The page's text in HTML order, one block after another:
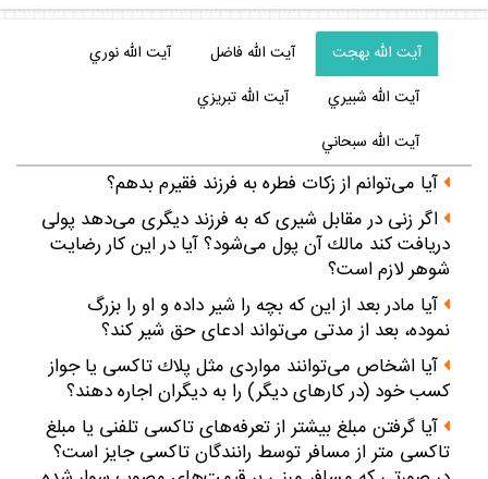
آيت الله بهجت آيت الله فاضل
آيت الله نوري
آيت الله شبيري
آيت الله تبريزي
آيت الله سبحاني
آيا مى‌توانم از زكات فطره به فرزند فقيرم بدهم؟
اگر زنى در مقابل شيرى كه به فرزند ديگرى مى‌دهد پولى
دريافت كند مالك آن پول مى‌شود؟ آيا در اين كار رضايت
شوهر لازم است؟
آيا مادر بعد از اين كه بچه را شير داده و او را بزرگ
نموده، بعد از مدتى مى‌تواند ادعاى حق شير كند؟
آيا اشخاص مى‌توانند مواردى مثل پلاك تاكسى يا جواز
كسب خود (در كارهاى‌ ديگر) را به ديگران اجاره دهند؟
آيا گرفتن مبلغ بيشتر از تعرفه‌هاى تاكسى تلفنى يا مبلغ
تاكسى متر از مسافر توسط رانندگان تاكسى جايز است؟